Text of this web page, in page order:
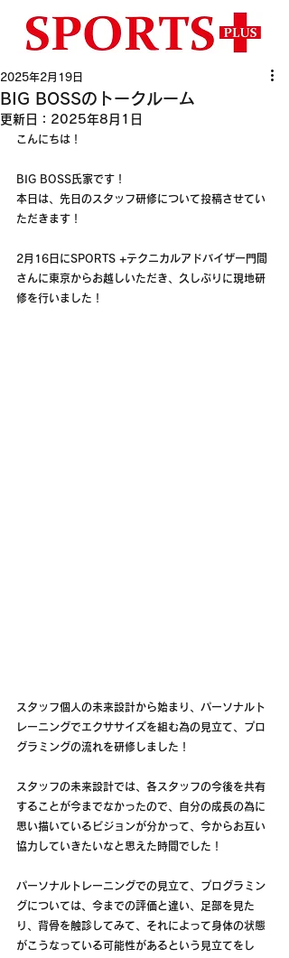
BIG BOSSのトークルーム
2025年2月19日
更新日： 2025年8月1日
こんにちは！
BIG BOSS氏家です！
本日は、先日のスタッフ研修について投稿させてい
ただきます！
2月16日にSPORTS +テクニカルアドバイザー門間
さんに東京からお越しいただき、久しぶりに現地研
修を行いました！
スタッフ個人の未来設計から始まり、パーソナルト
レーニングでエクササイズを組む為の見立て、プロ
グラミングの流れを研修しました！
スタッフの未来設計では、各スタッフの今後を共有
することが今までなかったので、自分の成長の為に
思い描いているビジョンが分かって、今からお互い
協力していきたいなと思えた時間でした！
パーソナルトレーニングでの見立て、プログラミン
グについては、今までの評価と違い、足部を見た
り、背骨を触診してみて、それによって身体の状態
がこうなっている可能性があるという見立てをし